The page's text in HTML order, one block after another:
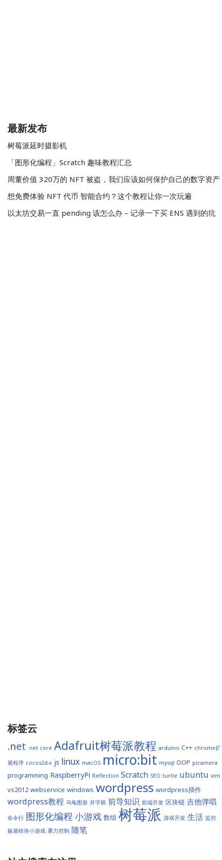
最新发布
树莓派延时摄影机
「图形化编程」Scratch 趣味教程汇总
周董价值 320万的 NFT 被盗，我们应该如何保护自己的数字资产
想免费体验 NFT 代币 智能合约？这个教程让你一次玩遍
以太坊交易一直 pending 该怎么办 – 记录一下买 ENS 遇到的坑
标签云
.net .net core Adafruit树莓派教程 arduino C++ chrome扩
展程序 cocos2d-x js linux macOS micro:bit mysql OOP picamera
programming RaspberryPi Reflection Scratch SEO turtle ubuntu vim
vs2012 webservice windows wordpress wordpress插件
wordpress教程 乌龟图形 井字棋 前导知识 前端开发 区块链 吉他弹唱
命令行 图形化编程 小游戏 数组 树莓派 游戏开发 生活 监控
躲避砖块小游戏 重力控制 随笔